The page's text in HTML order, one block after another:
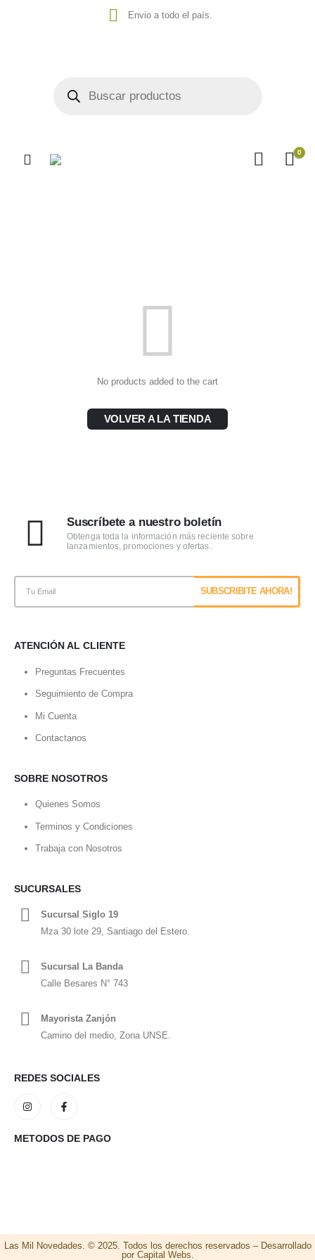
Envio a todo el país.
0
No products added to the cart
VOLVER A LA TIENDA
Suscríbete a nuestro boletín
Obtenga toda la información más reciente sobre
lanzamientos, promociones y ofertas.
ATENCIÓN AL CLIENTE
Preguntas Frecuentes
Seguimiento de Compra
Mi Cuenta
Contactanos
SOBRE NOSOTROS
Quienes Somos
Terminos y Condiciones
Trabaja con Nosotros
SUCURSALES
Sucursal Siglo 19
Mza 30 lote 29, Santiago del Estero.
Sucursal La Banda
Calle Besares N° 743
Mayorista Zanjón
Camino del medio, Zona UNSE.
REDES SOCIALES
METODOS DE PAGO
Las Mil Novedades. © 2025. Todos los derechos reservados – Desarrollado
por Capital Webs.